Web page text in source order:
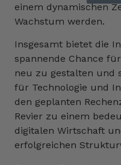
einem dynamischen
Wachstum werden.
Insgesamt bietet die
spannende Chance
neu zu gestalten und
für Technologie und
den geplanten
Revier zu einem
digitalen Wirtschaft
erfolgreichen